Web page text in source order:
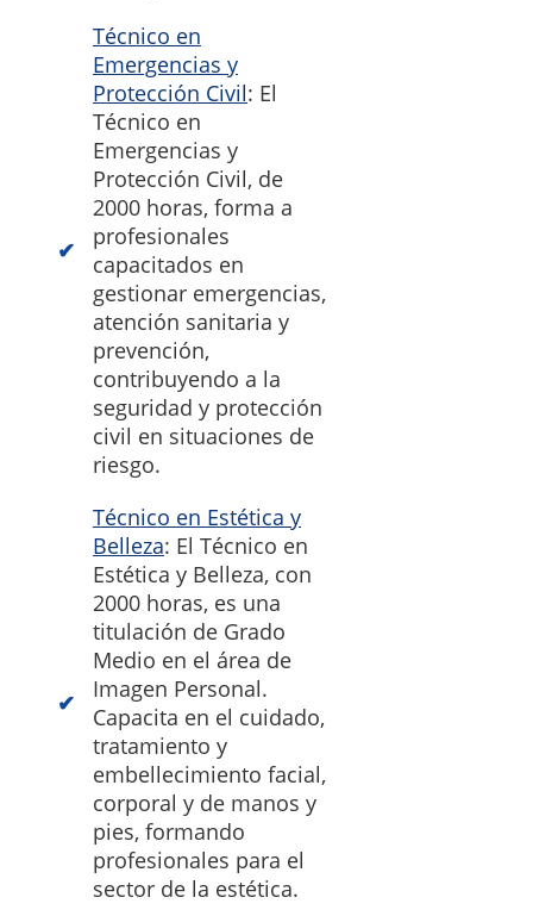
Técnico en
Emergencias y
Protección Civil: El
Técnico en
Emergencias y
Protección Civil, de
2000 horas, forma a
profesionales
capacitados en
gestionar emergencias,
atención sanitaria y
prevención,
contribuyendo a la
seguridad y protección
civil en situaciones de
riesgo.
Técnico en Estética y
Belleza: El Técnico en
Estética y Belleza, con
2000 horas, es una
titulación de Grado
Medio en el área de
Imagen Personal.
Capacita en el cuidado,
tratamiento y
embellecimiento facial,
corporal y de manos y
pies, formando
profesionales para el
sector de la estética.